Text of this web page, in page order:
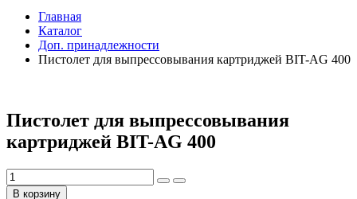
Главная
Каталог
Доп. принадлежности
Пистолет для выпрессовывания картриджей BIT-AG 400
Пистолет для выпрессовывания
картриджей BIT-AG 400
В корзину